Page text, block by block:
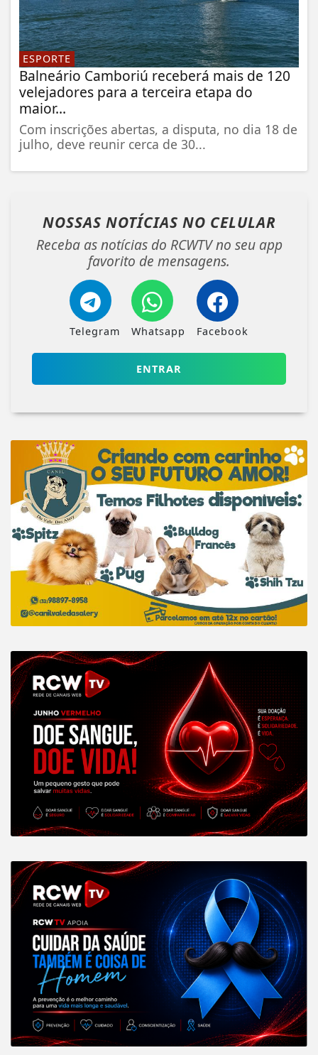
ESPORTE
Balneário Camboriú receberá mais de 120
velejadores para a terceira etapa do
maior...
Com inscrições abertas, a disputa, no dia 18 de
julho, deve reunir cerca de 30...
NOSSAS NOTÍCIAS NO CELULAR
Receba as notícias do RCWTV no seu app
favorito de mensagens.
Telegram Whatsapp Facebook
ENTRAR